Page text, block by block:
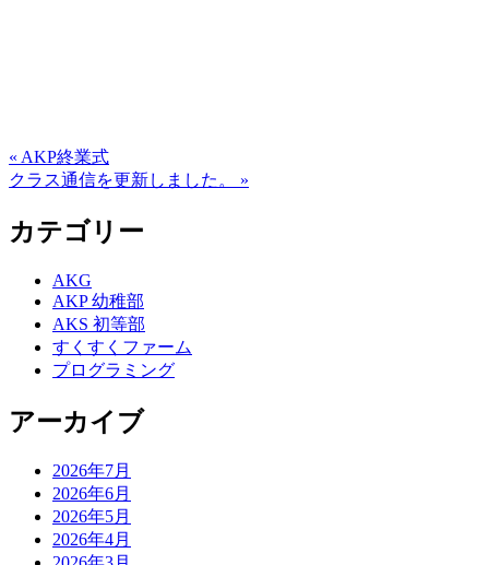
« AKP終業式
クラス通信を更新しました。 »
カテゴリー
AKG
AKP 幼稚部
AKS 初等部
すくすくファーム
プログラミング
アーカイブ
2026年7月
2026年6月
2026年5月
2026年4月